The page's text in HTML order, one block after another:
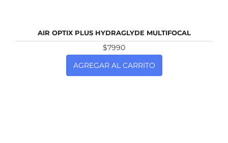
NUEVO
AIR OPTIX PLUS HYDRAGLYDE MULTIFOCAL
$7990
AGREGAR AL CARRITO